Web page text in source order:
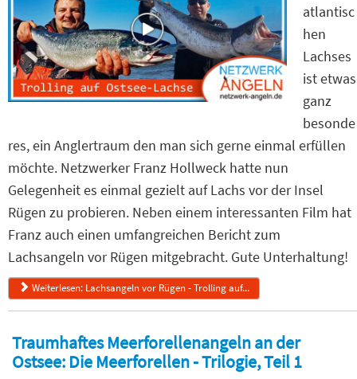
atlantisc
hen
Lachses
ist etwas
ganz
besonde
res, ein Anglertraum den man sich gerne einmal erfüllen
möchte. Netzwerker Franz Hollweck hatte nun
Gelegenheit es einmal gezielt auf Lachs vor der Insel
Rügen zu probieren. Neben einem interessanten Film hat
Franz auch einen umfangreichen Bericht zum
Lachsangeln vor Rügen mitgebracht. Gute Unterhaltung!
Weiterlesen: Lachsangeln vor Rügen - Trolling auf...
Traumhaftes Meerforellenangeln an der
Ostsee: Die Meerforellen - Trilogie, Teil 1